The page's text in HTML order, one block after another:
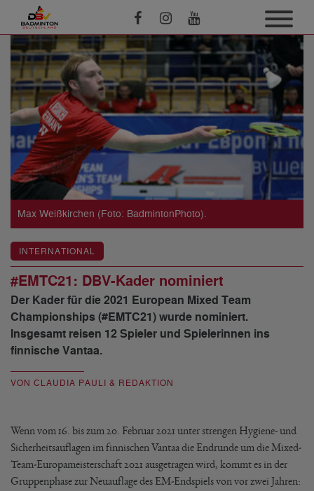
Max Weißkirchen (Foto: BadmintonPhoto).
INTERNATIONAL
#EMTC21: DBV-Kader nominiert
Der Kader für die 2021 European Mixed Team
Championships (#EMTC21) wurde nominiert.
Insgesamt reisen 12 Spieler und Spielerinnen ins
finnische Vantaa.
VON CLAUDIA PAULI & REDAKTION
Wenn vom 16. bis zum 20. Februar 2021 unter strengen Hygiene- und
Sicherheitsauflagen im finnischen Vantaa die Endrunde um die Mixed-
Team-Europameisterschaft 2021 ausgetragen wird, kommt es in der
Gruppenphase zur Neuauflage des EM-Endspiels von vor zwei Jahren: